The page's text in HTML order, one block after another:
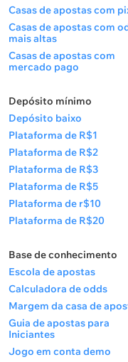
Casas de apostas com
Casas de apostas com
mais altas
Casas de apostas com
mercado pago
Depósito mínimo
Depósito baixo
Plataforma de R$1
Plataforma de R$2
Plataforma de R$3
Plataforma de R$5
Plataforma de r$10
Plataforma de R$20
Base de conhecimento
Escola de apostas
Calculadora de odds
Margem da casa de
Guia de apostas para
Iniciantes
Jogo em conta demo